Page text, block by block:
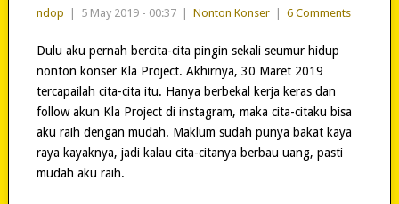
ndop 5 May 2019 - 00:37 Nonton Konser 6 Comments
Dulu aku pernah bercita-cita pingin sekali seumur hidup
nonton konser Kla Project. Akhirnya, 30 Maret 2019
tercapailah cita-cita itu. Hanya berbekal kerja keras dan
follow akun Kla Project di instagram, maka cita-citaku bisa
aku raih dengan mudah. Maklum sudah punya bakat kaya
raya kayaknya, jadi kalau cita-citanya berbau uang, pasti
mudah aku raih.